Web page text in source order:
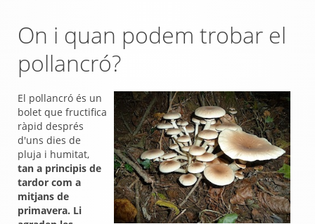
On i quan podem trobar el
pollancró?
El pollancró és un
bolet que fructifica
ràpid després
d'uns dies de
pluja i humitat,
tan a principis de
tardor com a
mitjans de
primavera. Li